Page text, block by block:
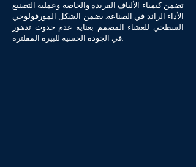
تضمن كيمياء الألياف الفريدة والخاصة وعملية التصنيع
الأداء الرائد في الصناعة. يضمن الشكل المورفولوجي
السطحي للغشاء المصمم بعناية عدم حدوث تدهور
في الجودة الحسية للبيرة المفلترة.